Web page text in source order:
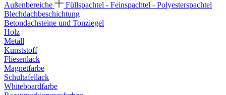
Außenbereiche
Füllspachtel - Feinspachtel - Polyesterspachtel
Blechdachbeschichtung
Betondachsteine und Tonziegel
Holz
Metall
Kunststoff
Fliesenlack
Magnetfarbe
Schultafellack
Whiteboardfarbe